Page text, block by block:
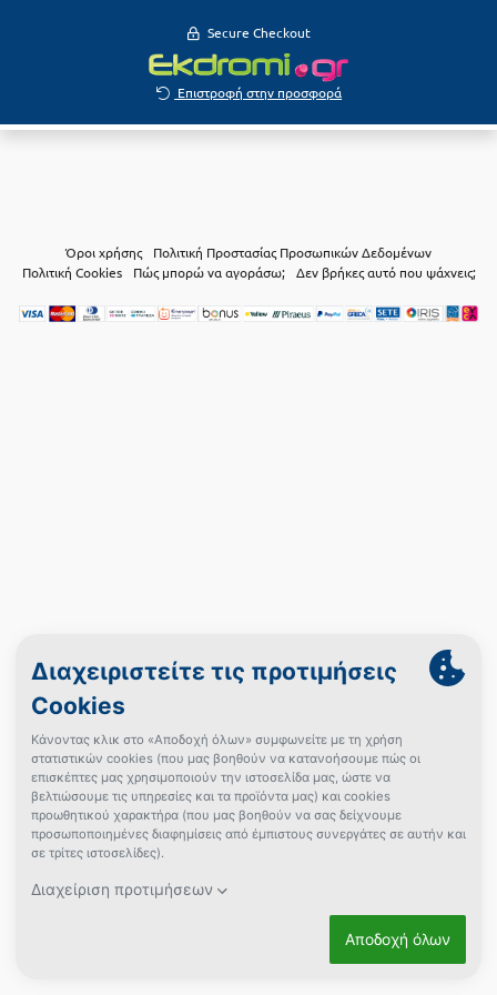
Secure Checkout
Επιστροφή στην προσφορά
Όροι χρήσης
Πολιτική Προστασίας Προσωπικών Δεδομένων
Πολιτική Cookies
Πώς μπορώ να αγοράσω; Δεν βρήκες αυτό που ψάχνεις;